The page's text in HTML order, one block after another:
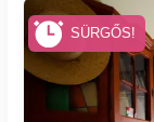
SÜRGŐS!